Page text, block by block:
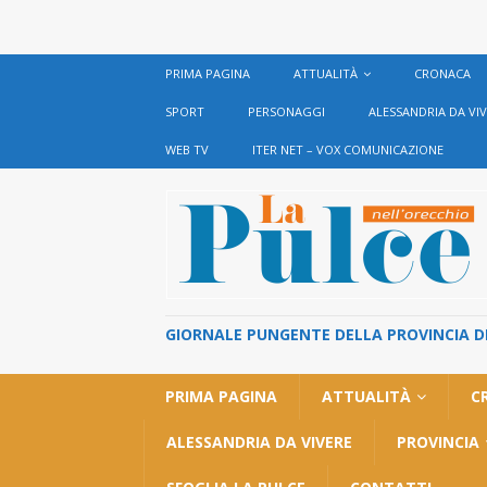
PRIMA PAGINA ATTUALITÀ CRONACA
SPORT PERSONAGGI ALESSANDRIA DA
WEB TV ITER NET – VOX COMUNICAZIONE
GIORNALE PUNGENTE DELLA PROVINCIA
PRIMA PAGINA ATTUALITÀ
ALESSANDRIA DA VIVERE PROVINCIA